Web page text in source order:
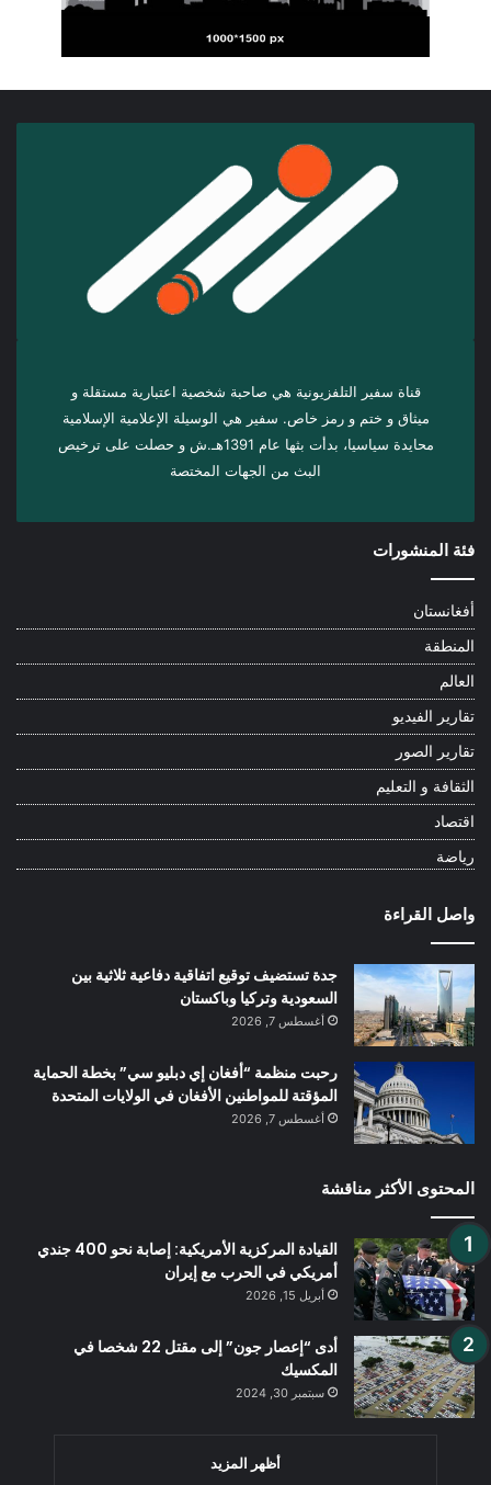
قناة سفير التلفزيونية هي صاحبة شخصية اعتبارية مستقلة و
ميثاق و ختم و رمز خاص. سفیر هي الوسيلة الإعلامية الإسلامية
محايدة سياسيا، بدأت بثها عام 1391هـ.ش و حصلت على ترخيص
البث من الجهات المختصة
فئة المنشورات
أفغانستان
المنطقة
العالم
تقارير الفيديو
تقارير الصور
الثقافة و التعليم
اقتصاد
رياضة
واصل القراءة
جدة تستضيف توقيع اتفاقية دفاعية ثلاثية بين
السعودية وتركيا وباكستان
أغسطس 7, 2026
رحبت منظمة “أفغان إي دبليو سي” بخطة الحماية
المؤقتة للمواطنين الأفغان في الولايات المتحدة
أغسطس 7, 2026
المحتوى الأكثر مناقشة
القيادة المركزية الأمريكية: إصابة نحو 400 جندي
أمريكي في الحرب مع إيران
أبريل 15, 2026
أدى “إعصار جون” إلى مقتل 22 شخصا في
المكسيك
سبتمبر 30, 2024
أظهر المزيد